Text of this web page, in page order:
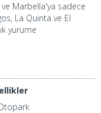
Marbella'ya sadece
La Quinta ve El
yürüme